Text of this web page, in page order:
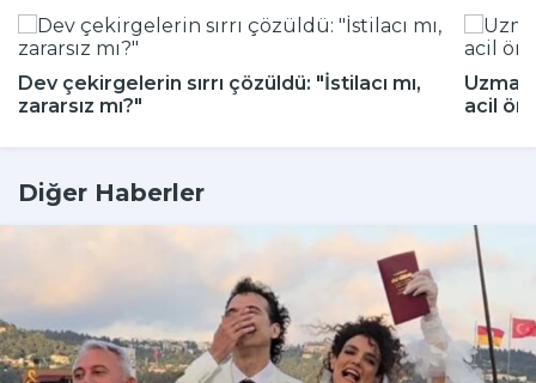
Dev çekirgelerin sırrı çözüldü: "İstilacı mı,
zararsız mı?"
acil
Diğer Haberler